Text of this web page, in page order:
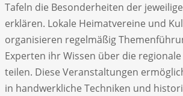
Tafeln die Besonderheiten der
erklären. Lokale Heimatvereine und
organisieren regelmäßig
Experten ihr Wissen über die
teilen. Diese Veranstaltungen
in handwerkliche Techniken und